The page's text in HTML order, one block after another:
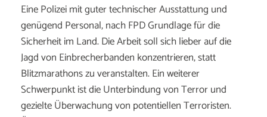
Eine Polizei mit guter technischer Ausstattung und
genügend Personal, nach FPD Grundlage für die
Sicherheit im Land. Die Arbeit soll sich lieber auf die
Jagd von Einbrecherbanden konzentrieren, statt
Blitzmarathons zu veranstalten. Ein weiterer
Schwerpunkt ist die Unterbindung von Terror und
gezielte Überwachung von potentiellen Terroristen.